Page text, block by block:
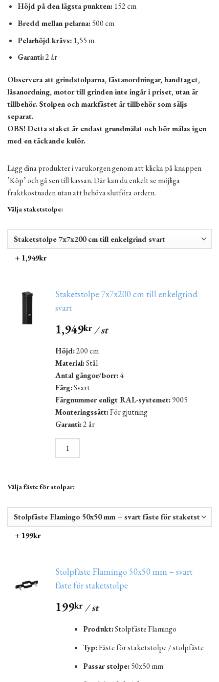
Höjd på den lägsta punkten:152 cm
Bredd mellan pelarna:500 cm
Pelarhöjd krävs:1,55 m
Garanti:2 år
Observera att grindstolparna, fästanordningar, handtaget,
låsanordning, motor till grinden inte ingår i priset, utan är
tillbehör. Stolpen och markfästet är tillbehör som säljs
separat.
OBS! Detta staket är endast grundmålat och bör målas igen
med en täckande kulör.
Lägg dina produkter i varukorgen genom att klicka på knappen
’Köp’ och gå sen till kassan. Där kan du enkelt se möjliga
fraktkostnaden utan att behöva slutföra ordern.
Välja staketstolpe:
+ 1,949kr
Staketstolpe 7x7x200 cm till enkelgrind
svart
1,949kr / st
Höjd:200 cm
Material:Stål
Antal gängor/borr:4
Färg:Svart
Färgnummer enligt RAL-systemet:9005
Monteringssätt:För gjutning
Garanti:2 år
Välja fäste för stolpar:
+ 199kr
Stolpfäste Flamingo 50x50 mm – svart
fäste för staketstolpe
199kr / st
Produkt:Stolpfäste Flamingo
Typ:Fäste för staketstolpe / stolpfäste
Passar stolpe:50x50 mm